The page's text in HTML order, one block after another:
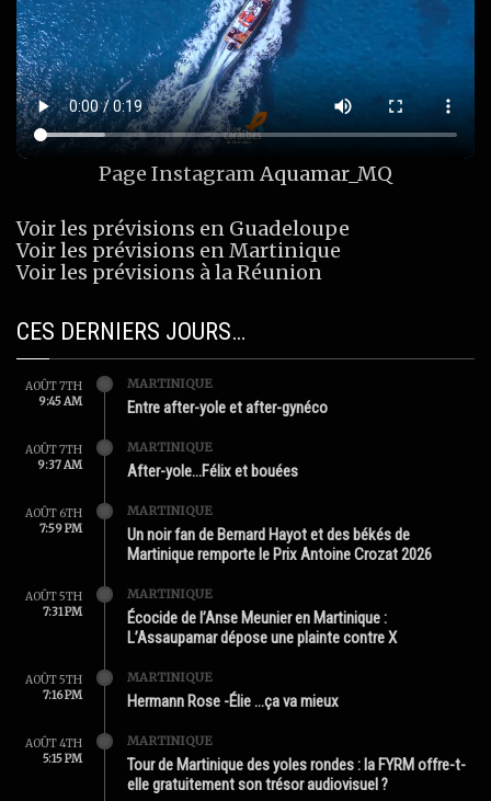
Page InstagramAquamar_MQ
Voir les prévisions en Guadeloupe
Voir les prévisions en Martinique
Voir les prévisions à la Réunion
CES DERNIERS JOURS…
AOÛT 7TH
9:45 AM
MARTINIQUE
Entre after-yole et after-gynéco
AOÛT 7TH
9:37 AM
MARTINIQUE
After-yole…Félix et bouées
AOÛT 6TH
7:59 PM
MARTINIQUE
Un noir fan de Bernard Hayot et des békés de
Martinique remporte le Prix Antoine Crozat 2026
AOÛT 5TH
7:31 PM
MARTINIQUE
Écocide de l’Anse Meunier en Martinique :
L’Assaupamar dépose une plainte contre X
AOÛT 5TH
7:16 PM
MARTINIQUE
Hermann Rose -Élie …ça va mieux
AOÛT 4TH
5:15 PM
MARTINIQUE
Tour de Martinique des yoles rondes : la FYRM offre-t-
elle gratuitement son trésor audiovisuel ?